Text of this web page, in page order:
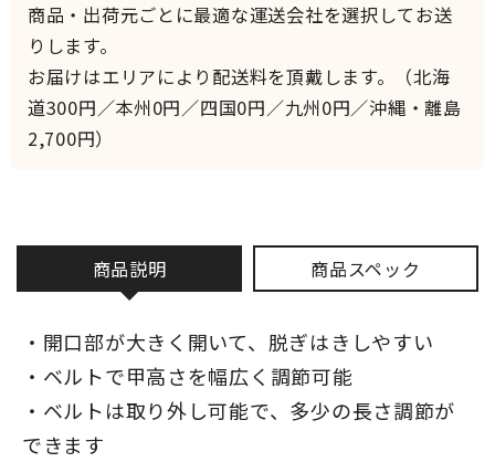
商品説明 商品スペック
・開口部が大きく開いて、脱ぎはきしやすい
・ベルトで甲高さを幅広く調節可能
・ベルトは取り外し可能で、多少の長さ調節が
できます
商品・出荷元ごとに最適な運送会社を選択してお送
りします。
お届けはエリアにより配送料を頂戴します。（北海
道300円／本州0円／四国0円／九州0円／沖縄・離島
2,700円）